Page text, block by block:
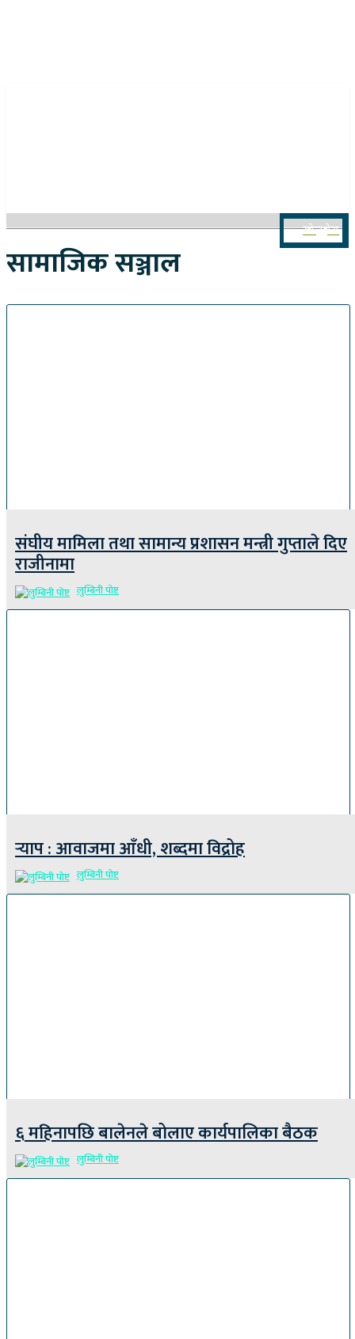
खोज्नुहोस
सामाजिक सञ्जाल
संघीय मामिला तथा सामान्य प्रशासन मन्त्री गुप्ताले दिए
राजीनामा
लुम्बिनी पोष्ट
र्‍याप : आवाजमा आँधी, शब्दमा विद्रोह
लुम्बिनी पोष्ट
६ महिनापछि बालेनले बोलाए कार्यपालिका बैठक
लुम्बिनी पोष्ट